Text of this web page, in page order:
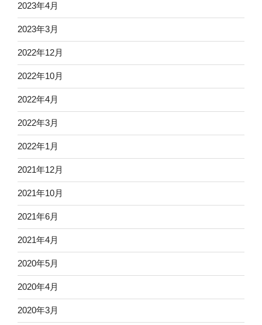
2023年4月
2023年3月
2022年12月
2022年10月
2022年4月
2022年3月
2022年1月
2021年12月
2021年10月
2021年6月
2021年4月
2020年5月
2020年4月
2020年3月